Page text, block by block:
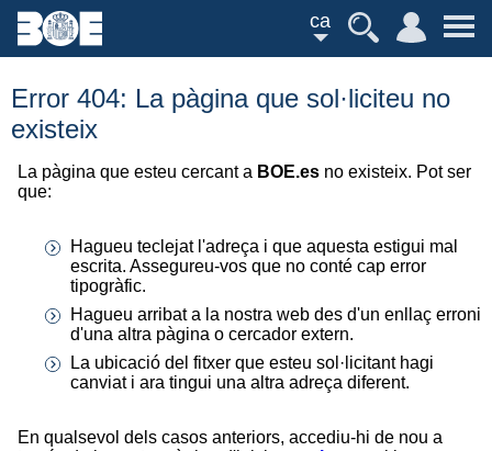
ca
Error 404: La pàgina que sol·liciteu no
existeix
La pàgina que esteu cercant a BOE.es no existeix. Pot ser
que:
Hagueu teclejat l'adreça i que aquesta estigui mal
escrita. Assegureu-vos que no conté cap error
tipogràfic.
Hagueu arribat a la nostra web des d'un enllaç erroni
d'una altra pàgina o cercador extern.
La ubicació del fitxer que esteu sol·licitant hagi
canviat i ara tingui una altra adreça diferent.
En qualsevol dels casos anteriors, accediu-hi de nou a